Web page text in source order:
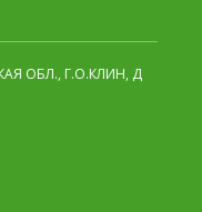
ОБЛ., Г.О.КЛИН, Д